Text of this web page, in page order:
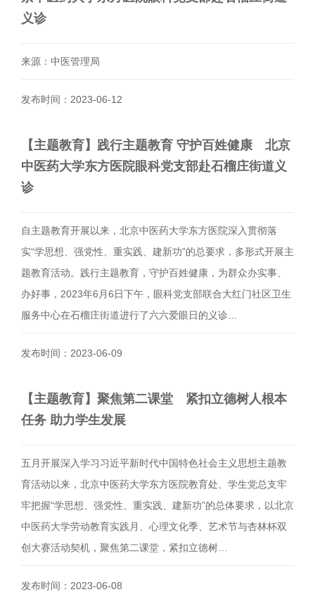
义诊
来源：中医管理局
发布时间：2023-06-12
【主题教育】践行主题教育 守护百姓健康 北京
中医药大学东方医院眼科党支部赴石榴庄街道义
诊
自主题教育开展以来，北京中医药大学东方医院深入贯彻落
实“学思想、强党性、重实践、建新功”的总要求，多形式开展主
题教育活动。践行主题教育，守护百姓健康，为群众办实事、
办好事，2023年6月6日下午，眼科党支部联合大红门社区卫生
服务中心在石榴庄街道进行了六六爱眼日的义诊…
发布时间：2023-06-09
【主题教育】聚焦第二课堂 紧扣立德树人根本
任务 助力学生发展
五月开展深入学习习近平新时代中国特色社会主义思想主题教
育活动以来，北京中医药大学东方医院教育处、学生党总支牢
牢把握“学思想、强党性、重实践、建新功”的总体要求，以北京
中医药大学劳动教育实践月、心理文化季、艺术节与杏林杯双
创大赛活动契机，聚焦第二课堂，紧扣立德树…
发布时间：2023-06-08